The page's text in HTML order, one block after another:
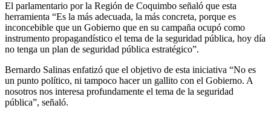
El parlamentario por la Región de Coquimbo señaló que esta
herramienta “Es la más adecuada, la más concreta, porque es
inconcebible que un Gobierno que en su campaña ocupó como
instrumento propagandístico el tema de la seguridad pública, hoy día
no tenga un plan de seguridad pública estratégico”.
Bernardo Salinas enfatizó que el objetivo de esta iniciativa “No es
un punto político, ni tampoco hacer un gallito con el Gobierno. A
nosotros nos interesa profundamente el tema de la seguridad
pública”, señaló.